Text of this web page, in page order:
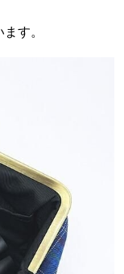
す。